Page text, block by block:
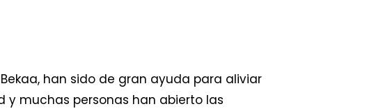
han sido de gran ayuda para aliviar
y muchas personas han abierto las